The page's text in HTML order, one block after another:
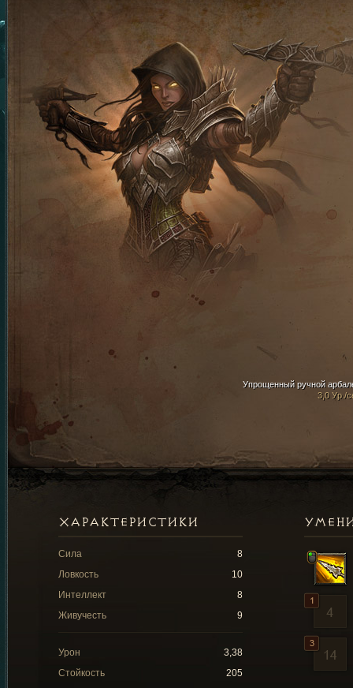
Упрощенный ручной
3,0 Ур./
ХАРАКТЕРИСТИКИ
Сила
8
Ловкость
10
Интеллект
8
Живучесть
9
Урон
3,38
Стойкость
205